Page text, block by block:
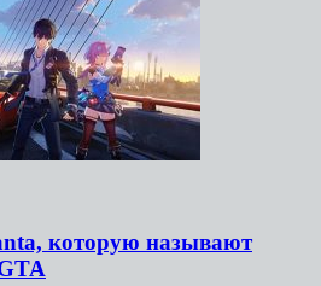
которую называют